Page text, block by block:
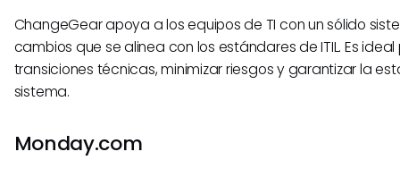
ChangeGear apoya a los equipos de TI con un sólido
cambios que se alinea con los estándares de ITIL. Es
transiciones técnicas, minimizar riesgos y garantizar la
sistema.
Monday.com